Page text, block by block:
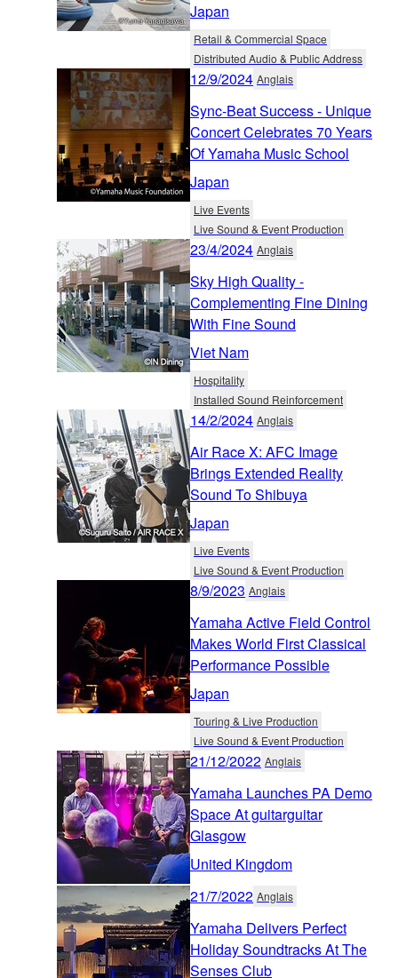
Japan
Retail & Commercial Space
Distributed Audio & Public Address
12/9/2024 Anglais
Sync-Beat Success - Unique
Concert Celebrates 70 Years
Of Yamaha Music School
Japan
Live Events
Live Sound & Event Production
23/4/2024 Anglais
Sky High Quality -
Complementing Fine Dining
With Fine Sound
Viet Nam
Hospitality
Installed Sound Reinforcement
14/2/2024 Anglais
Air Race X: AFC Image
Brings Extended Reality
Sound To Shibuya
Japan
Live Events
Live Sound & Event Production
8/9/2023 Anglais
Yamaha Active Field Control
Makes World First Classical
Performance Possible
Japan
Touring & Live Production
Live Sound & Event Production
21/12/2022 Anglais
Yamaha Launches PA Demo
Space At guitarguitar
Glasgow
United Kingdom
21/7/2022 Anglais
Yamaha Delivers Perfect
Holiday Soundtracks At The
Senses Club